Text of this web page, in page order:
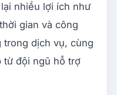
nhiều lợi ích như
gian và công
trong dịch vụ, cùng
từ đội ngũ hỗ trợ